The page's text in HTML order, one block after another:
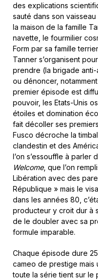
des explications
sauté dans son
la maison de la famille
navette, le fourmilier
Form par sa famille
Tanner s’organisent
prendre (la brigade
ou dénoncer,
premier épisode est
pouvoir, les Etats-Unis
étoiles et domination
fait décoller ses
Fusco décroche la
clandestin et des
l’on s’essouffle à parler
Welcome, que l’on
Libération avec des
République » mais le
dans les années 80,
producteur y croit dur à
de le doubler avec sa
formule imparable.
Chaque épisode dure
cameo de prestige mais
toute la série tient sur le